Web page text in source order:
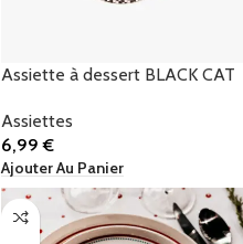
Assiette à dessert BLACK CAT
Assiettes
6,99€
Ajouter Au Panier